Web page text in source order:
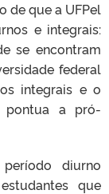
de que a UFPel
e integrais:
se encontram
federal
integrais e o
pontua a pró-
diurno
que